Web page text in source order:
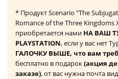
* Продукт Scenario "The
Romance of the Three Kingdoms
приобретается нами НА ВАШ
PLAYSTATION, если у вас нет
ГАЛОЧКУ ВЫШЕ, что вам
бесплатно в подарок(акция
заказе), от вас нужна почта